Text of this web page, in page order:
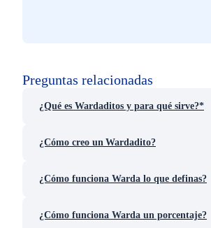
Preguntas relacionadas
¿Qué es Wardaditos y para qué sirve?*
¿Cómo creo un Wardadito?
¿Cómo funciona Warda lo que definas?
¿Cómo funciona Warda un porcentaje?